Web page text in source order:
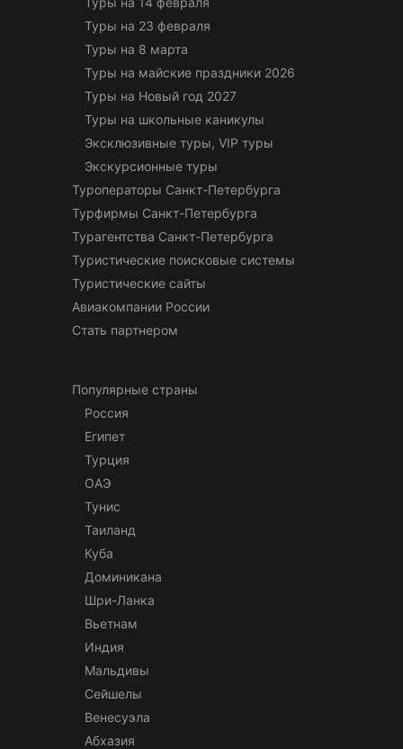
Туры на 23 февраля
Туры на 8 марта
Туры на майские праздники 2026
Туры на Новый год 2027
Туры на школьные каникулы
Эксклюзивные туры, VIP туры
Экскурсионные туры
Туроператоры Санкт-Петербурга
Турфирмы Санкт-Петербурга
Турагентства Санкт-Петербурга
Туристические поисковые системы
Туристические сайты
Авиакомпании России
Стать партнером
Популярные страны
Россия
Египет
Турция
ОАЭ
Тунис
Таиланд
Куба
Доминикана
Шри-Ланка
Вьетнам
Индия
Мальдивы
Сейшелы
Венесуэла
Абхазия